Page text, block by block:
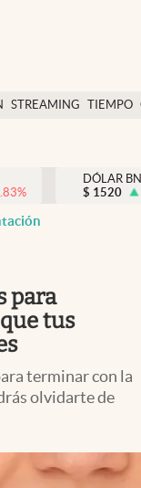
STREAMING TIEMPO
México
%
DÓLAR
$ 1520
para
tus
terminar con la
olvidarte de